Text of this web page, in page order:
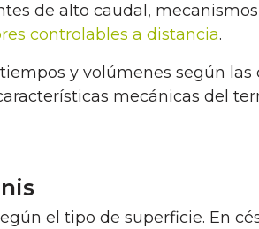
de alto caudal,
controlables a distancia.
y volúmenes según
mecánicas del
el tipo de superficie. En